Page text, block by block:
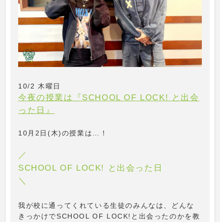
10/2 木曜日
今夜の授業は『SCHOOL OF LOCK! と出会
った日』
10月2日(木)の授業は…！
／
SCHOOL OF LOCK! と出会った日
＼
我が校に通ってくれている生徒のみんなは、どんな
きっかけでSCHOOL OF LOCK!と出会ったのかを教